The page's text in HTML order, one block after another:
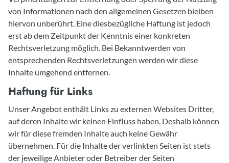
von Informationen nach den allgemeinen Gesetzen bleiben
hiervon unberührt. Eine diesbezügliche Haftung ist jedoch
erst ab dem Zeitpunkt der Kenntnis einer konkreten
Rechtsverletzung möglich. Bei Bekanntwerden von
entsprechenden Rechtsverletzungen werden wir diese
Inhalte umgehend entfernen.
Haftung für Links
Unser Angebot enthält Links zu externen Websites Dritter,
auf deren Inhalte wir keinen Einfluss haben. Deshalb können
wir für diese fremden Inhalte auch keine Gewähr
übernehmen. Für die Inhalte der verlinkten Seiten ist stets
der jeweilige Anbieter oder Betreiber der Seiten